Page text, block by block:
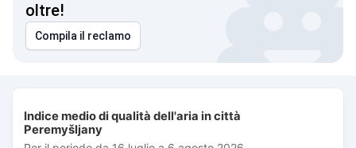
oltre!
Compila il reclamo
Combination chart with 3 data series.
Per il periodo da 16 luglio a 6 agosto 2026
Indice medio di qualità dell'aria in città
Peremyšljany